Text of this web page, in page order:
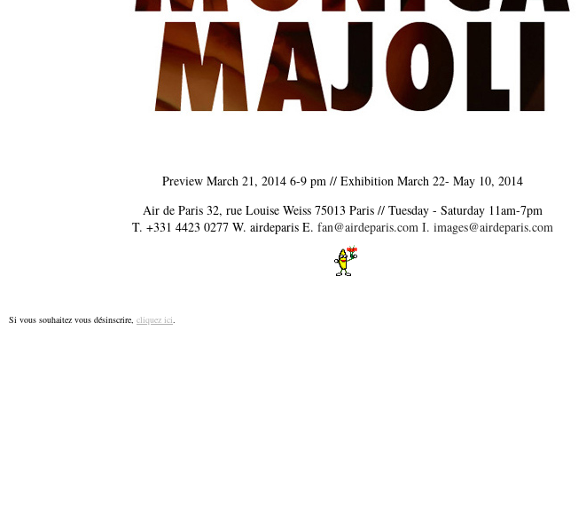
Preview March 21, 2014 6-9 pm // Exhibition March 22- May 10, 2014
Air de Paris 32, rue Louise Weiss 75013 Paris // Tuesday - Saturday 11am-7pm
T. +331 4423 0277 W. airdeparis E. fan@airdeparis.com I. images@airdeparis.com
Si vous souhaitez vous désinscrire, cliquez ici.